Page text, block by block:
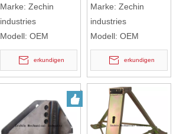
Metallplattenhalterungsherstellung
Blechschweißdienste
Marke: Zechin
industries
Modell: OEM
erkundigen
Metallteile herstellen
Marke: Zechin
industries
Modell: OEM
erkundigen